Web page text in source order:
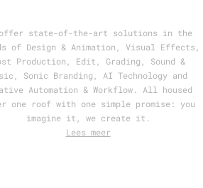
offer state-of-the-art solutions in the
of Design & Animation, Visual Effects,
Production, Edit, Grading, Sound &
Sonic Branding, AI Technology and
Automation & Workflow. All housed
one roof with one simple promise: you
imagine it, we create it.
Lees meer